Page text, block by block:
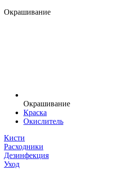
Окрашивание
Окрашивание
Краска
Окислитель
Кисти
Расходники
Дезинфекция
Уход